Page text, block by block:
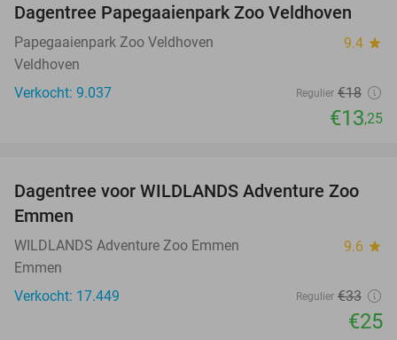
26%
Dagentree Papegaaienpark Zoo Veldhoven
Papegaaienpark Zoo Veldhoven 9.4 star
Veldhoven
Verkocht: 9.037
Regulier €18
€13,25
24%
Dagentree voor WILDLANDS Adventure Zoo
Emmen
WILDLANDS Adventure Zoo Emmen 9.6 star
Emmen
Verkocht: 17.449
Regulier €33
€25